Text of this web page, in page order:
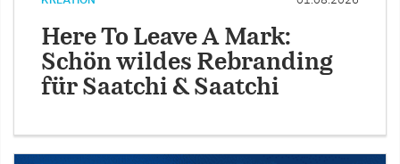
Here To Leave A Mark:
Schön wildes Rebranding
für Saatchi & Saatchi